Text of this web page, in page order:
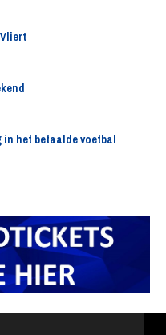
in het betaalde voetbal